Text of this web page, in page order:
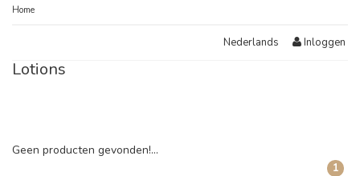
Home
Nederlands Inloggen
Lotions
Geen producten gevonden!...
1